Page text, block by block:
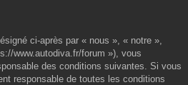
ci-après par « nous », « notre »,
www.autodiva.fr/forum »), vous
des conditions suivantes. Si vous
responsable de toutes les conditions